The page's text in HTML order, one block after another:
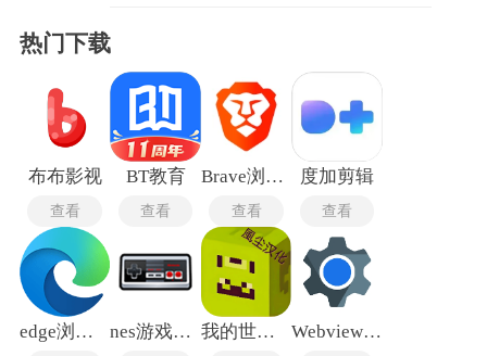
热门下载
布布影视
查看
BT教育
查看
Brave浏览器
查看
度加剪辑
查看
edge浏览器手机版 nes游戏中心 我的世界皮肤编辑器手机版 Webview最新版